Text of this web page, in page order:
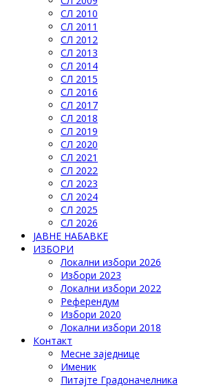
СЛ 2010
СЛ 2011
СЛ 2012
СЛ 2013
СЛ 2014
СЛ 2015
СЛ 2016
СЛ 2017
СЛ 2018
СЛ 2019
СЛ 2020
СЛ 2021
СЛ 2022
СЛ 2023
СЛ 2024
СЛ 2025
СЛ 2026
ЈАВНЕ НАБАВКЕ
ИЗБОРИ
Локални избори 2026
Избори 2023
Локални избори 2022
Референдум
Избори 2020
Локални избори 2018
Контакт
Месне заједнице
Именик
Питајте Градоначелника